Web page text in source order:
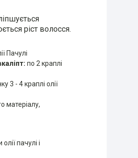
ріст волосся.
Пачулі
по 2 краплі
3 - 4 краплі олії
матеріалу,
пачулі і